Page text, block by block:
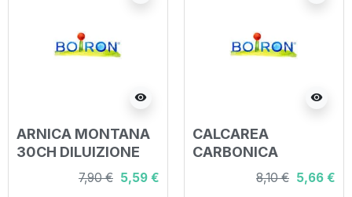
visibility
ARNICA MONTANA
30CH DILUIZIONE
HAHNEMANNIANA
CENTESIMALE
7,90 € 5,59 €
visibility
CALCAREA
CARBONICA
OSTREARUM 30 CH
GRANULI 4G
8,10 € 5,66 €